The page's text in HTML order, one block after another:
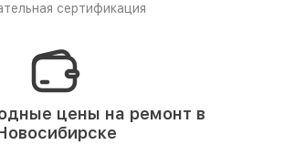
сертификация
цены на ремонт в